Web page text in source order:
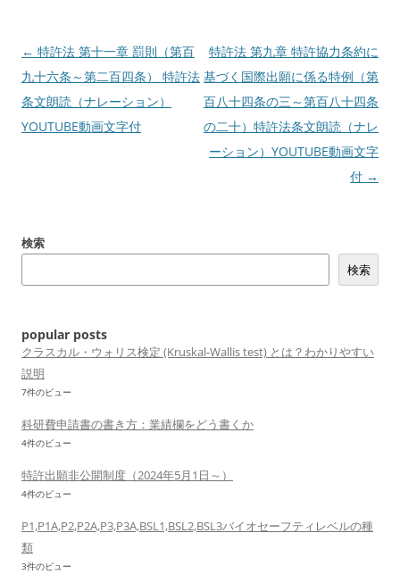
投
稿
ナ
ビ
ン
← 特許法 第十一章 罰則（第百
九十六条～第二百四条） 特許法
条文朗読（ナレーション）
YOUTUBE動画文字付
特許法 第九章 特許協力条約に
基づく国際出願に係る特例（第
百八十四条の三～第百八十四条
の二十）特許法条文朗読（ナレ
ーション）YOUTUBE動画文字
付 →
検索
検索
popular posts
クラスカル・ウォリス検定 (Kruskal-Wallis test) とは？わかりやすい
説明
7件のビュー
科研費申請書の書き方：業績欄をどう書くか
4件のビュー
特許出願非公開制度（2024年5月1日～）
4件のビュー
P1,P1A,P2,P2A,P3,P3A,BSL1,BSL2,BSL3バイオセーフティレベルの種
類
3件のビュー